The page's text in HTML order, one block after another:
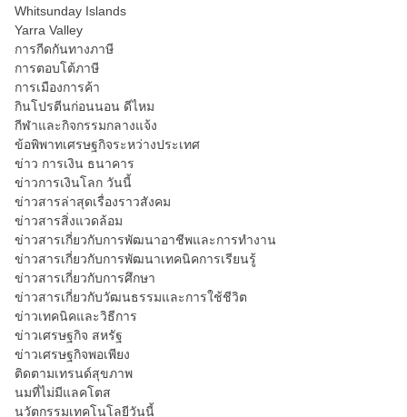
Whitsunday Islands
Yarra Valley
การกีดกันทางภาษี
การตอบโต้ภาษี
การเมืองการค้า
กินโปรตีนก่อนนอน ดีไหม
กีฬาและกิจกรรมกลางแจ้ง
ข้อพิพาทเศรษฐกิจระหว่างประเทศ
ข่าว การเงิน ธนาคาร
ข่าวการเงินโลก วันนี้
ข่าวสารล่าสุดเรื่องราวสังคม
ข่าวสารสิ่งแวดล้อม
ข่าวสารเกี่ยวกับการพัฒนาอาชีพและการทำงาน
ข่าวสารเกี่ยวกับการพัฒนาเทคนิคการเรียนรู้
ข่าวสารเกี่ยวกับการศึกษา
ข่าวสารเกี่ยวกับวัฒนธรรมและการใช้ชีวิต
ข่าวเทคนิคและวิธีการ
ข่าวเศรษฐกิจ สหรัฐ
ข่าวเศรษฐกิจพอเพียง
ติดตามเทรนด์สุขภาพ
นมที่ไม่มีแลคโตส
นวัตกรรมเทคโนโลยีวันนี้